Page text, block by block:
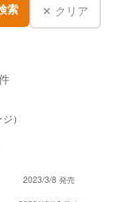
索 ✕ クリア
）
2023/3/8 発売